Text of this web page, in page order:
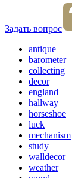
Задать вопрос
antique
barometer
collecting
decor
england
hallway
horseshoe
luck
mechanism
study
walldecor
weather